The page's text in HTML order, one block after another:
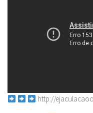
http://